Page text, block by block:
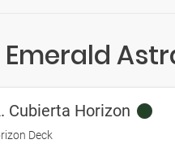
Cubierta Horizon
Deck